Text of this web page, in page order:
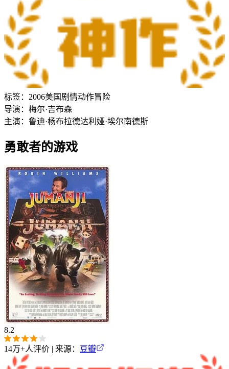
标签： 2006美国 剧情动作冒险
导演： 梅尔·吉布森
主演： 鲁迪·杨布拉德达利娅·埃尔南德斯
勇敢者的游戏
8.2
14万+人评价 | 来源： 豆瓣